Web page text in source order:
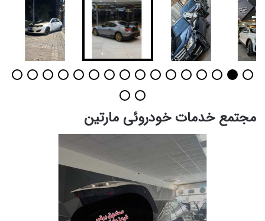
مجتمع خدمات خودروئی مارتین